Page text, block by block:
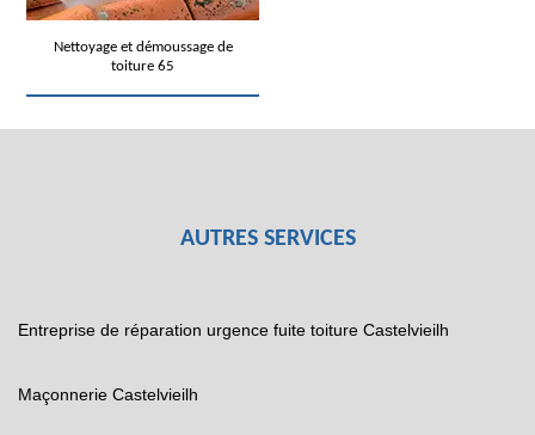
Nettoyage et démoussage de
toiture 65
AUTRES SERVICES
Entreprise de réparation urgence fuite toiture Castelvieilh
Maçonnerie Castelvieilh